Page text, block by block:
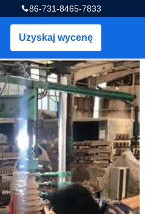
86-731-8465-7833
Uzyskaj wycenę